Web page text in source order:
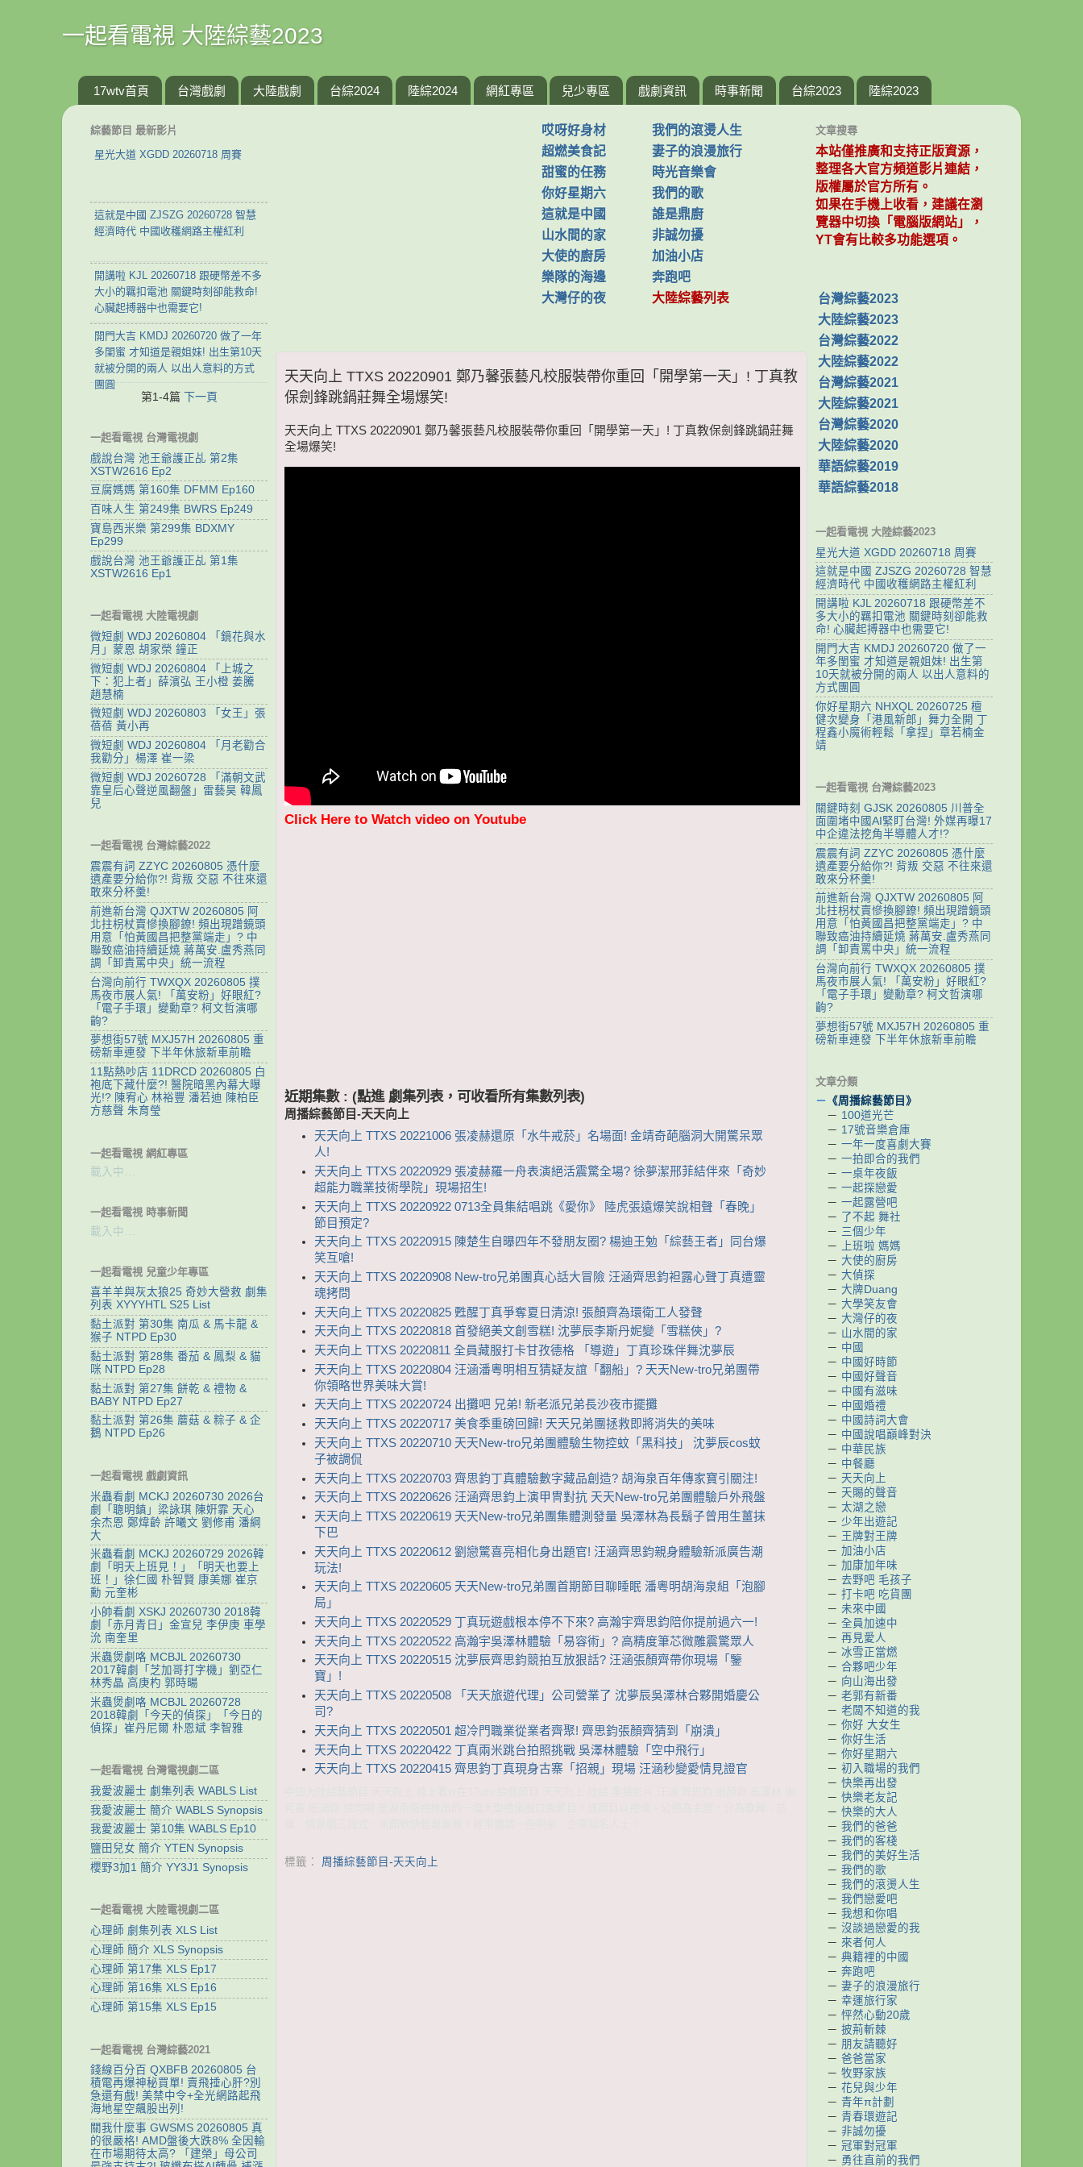
一起看電視 大陸綜藝2023
17wtv首頁 台灣戲劇 大陸戲劇 台綜2024 陸綜2024 網紅專區 兒少專區 戲劇資訊 時事新聞 台綜2023 陸綜2023
哎呀好身材
我們的滾燙人生
超燃美食記
妻子的浪漫旅行
甜蜜的任務
時光音樂會
你好星期六
我們的歌
這就是中國
誰是鼎廚
山水間的家
非誠勿擾
大使的廚房
加油小店
樂隊的海邊
奔跑吧
大灣仔的夜
大陸綜藝列表
天天向上 TTXS 20220901 鄭乃馨張藝凡校服裝帶你重回「開學第一天」! 丁真教
保劍鋒跳鍋莊舞全場爆笑!
天天向上 TTXS 20220901 鄭乃馨張藝凡校服裝帶你重回「開學第一天」! 丁真教保劍鋒跳鍋莊舞
全場爆笑!
Click Here to Watch video on Youtube
近期集數 : (點進 劇集列表，可收看所有集數列表)
周播綜藝節目-天天向上
天天向上 TTXS 20221006 張凌赫還原「水牛戒菸」名場面! 金靖奇葩腦洞大開驚呆眾
人!
天天向上 TTXS 20220929 張凌赫羅一舟表演絕活震驚全場? 徐夢潔邢菲結伴來「奇妙
超能力職業技術學院」現場招生!
天天向上 TTXS 20220922 0713全員集結唱跳《愛你》 陸虎張遠爆笑說相聲「春晚」
節目預定?
天天向上 TTXS 20220915 陳楚生自曝四年不發朋友圈? 楊迪王勉「綜藝王者」同台爆
笑互嗆!
天天向上 TTXS 20220908 New-tro兄弟團真心話大冒險 汪涵齊思鈞袒露心聲丁真遭靈
魂拷問
天天向上 TTXS 20220825 甦醒丁真爭奪夏日清涼! 張顏齊為環衛工人發聲
天天向上 TTXS 20220818 首發絕美文創雪糕! 沈夢辰李斯丹妮變「雪糕俠」?
天天向上 TTXS 20220811 全員藏服打卡甘孜德格 「導遊」丁真珍珠伴舞沈夢辰
天天向上 TTXS 20220804 汪涵潘粵明相互猜疑友誼「翻船」? 天天New-tro兄弟團帶
你領略世界美味大賞!
天天向上 TTXS 20220724 出攤吧 兄弟! 新老派兄弟長沙夜市擺攤
天天向上 TTXS 20220717 美食季重磅回歸! 天天兄弟團拯救即將消失的美味
天天向上 TTXS 20220710 天天New-tro兄弟團體驗生物控蚊「黑科技」 沈夢辰cos蚊
子被調侃
天天向上 TTXS 20220703 齊思鈞丁真體驗數字藏品創造? 胡海泉百年傳家寶引關注!
天天向上 TTXS 20220626 汪涵齊思鈞上演甲冑對抗 天天New-tro兄弟團體驗戶外飛盤
天天向上 TTXS 20220619 天天New-tro兄弟團集體測發量 吳澤林為長鬍子曾用生薑抹
下巴
天天向上 TTXS 20220612 劉戀驚喜亮相化身出題官! 汪涵齊思鈞親身體驗新派廣告潮
玩法!
天天向上 TTXS 20220605 天天New-tro兄弟團首期節目聊睡眠 潘粵明胡海泉組「泡腳
局」
天天向上 TTXS 20220529 丁真玩遊戲根本停不下來? 高瀚宇齊思鈞陪你提前過六一!
天天向上 TTXS 20220522 高瀚宇吳澤林體驗「易容術」? 高精度筆芯微雕震驚眾人
天天向上 TTXS 20220515 沈夢辰齊思鈞競拍互放狠話? 汪涵張顏齊帶你現場「鑒
寶」!
天天向上 TTXS 20220508 「天天旅遊代理」公司營業了 沈夢辰吳澤林合夥開婚慶公
司?
天天向上 TTXS 20220501 超冷門職業從業者齊聚! 齊思鈞張顏齊猜到「崩潰」
天天向上 TTXS 20220422 丁真兩米跳台拍照挑戰 吳澤林體驗「空中飛行」
天天向上 TTXS 20220415 齊思鈞丁真現身古寨「招親」現場 汪涵秒變愛情見證官
標籤： 周播綜藝節目-天天向上
綜藝節目 最新影片
星光大道 XGDD 20260718 周賽
這就是中國 ZJSZG 20260728 智慧
經濟時代 中國收穫網路主權紅利
開講啦 KJL 20260718 跟硬幣差不多
大小的羈扣電池 關鍵時刻卻能救命!
心臟起搏器中也需要它!
開門大吉 KMDJ 20260720 做了一年
多閨蜜 才知道是親姐妹! 出生第10天
就被分開的兩人 以出人意料的方式
團圓
第1-4篇 下一頁
一起看電視 台灣電視劇
戲說台灣 池王爺護正乩 第2集
XSTW2616 Ep2
豆腐媽媽 第160集 DFMM Ep160
百味人生 第249集 BWRS Ep249
寶島西米樂 第299集 BDXMY
Ep299
戲說台灣 池王爺護正乩 第1集
XSTW2616 Ep1
一起看電視 大陸電視劇
微短劇 WDJ 20260804 「鏡花與水
月」蒙恩 胡家榮 鐘正
微短劇 WDJ 20260804 「上城之
下：犯上者」薛濱弘 王小橙 姜騰
趙慧楠
微短劇 WDJ 20260803 「女王」張
蓓蓓 黃小再
微短劇 WDJ 20260804 「月老勸合
我勸分」楊澤 崔一梁
微短劇 WDJ 20260728 「滿朝文武
靠皇后心聲逆風翻盤」雷藝昊 韓鳳
兒
一起看電視 台灣綜藝2022
震震有詞 ZZYC 20260805 憑什麼
遺產要分給你?! 背叛 交惡 不往來還
敢來分杯羹!
前進新台灣 QJXTW 20260805 阿
北拄枴杖賣慘換腳鐐! 頻出現蹭鏡頭
用意「怕黃國昌把整黨端走」? 中
聯致癌油持續延燒 蔣萬安.盧秀燕同
調「卸責罵中央」統一流程
台灣向前行 TWXQX 20260805 撲
馬夜市展人氣! 「萬安粉」好眼紅?
「電子手環」變勳章? 柯文哲演哪
齣?
夢想街57號 MXJ57H 20260805 重
磅新車連發 下半年休旅新車前瞻
11點熱吵店 11DRCD 20260805 白
袍底下藏什麼?! 醫院暗黑內幕大曝
光!? 陳宥心 林裕豐 潘若迪 陳柏臣
方慈聲 朱育瑩
一起看電視 網紅專區
載入中…
一起看電視 時事新聞
載入中…
一起看電視 兒童少年專區
喜羊羊與灰太狼25 奇妙大營救 劇集
列表 XYYYHTL S25 List
黏土派對 第30集 南瓜 & 馬卡龍 &
猴子 NTPD Ep30
黏土派對 第28集 番茄 & 鳳梨 & 貓
咪 NTPD Ep28
黏土派對 第27集 餅乾 & 禮物 &
BABY NTPD Ep27
黏土派對 第26集 蘑菇 & 粽子 & 企
鵝 NTPD Ep26
一起看電視 戲劇資訊
米蟲看劇 MCKJ 20260730 2026台
劇「聰明鎮」梁詠琪 陳姸霏 天心
余杰恩 鄭煒齡 許曦文 劉修甫 潘綱
大
米蟲看劇 MCKJ 20260729 2026韓
劇「明天上班見！」「明天也要上
班！」徐仁國 朴智賢 康美娜 崔京
勳 元奎彬
小帥看劇 XSKJ 20260730 2018韓
劇「赤月青日」金宣兒 李伊庚 車學
沇 南奎里
米蟲煲劇咯 MCBJL 20260730
2017韓劇「芝加哥打字機」劉亞仁
林秀晶 高庚杓 郭時暘
米蟲煲劇咯 MCBJL 20260728
2018韓劇「今天的偵探」「今日的
偵探」崔丹尼爾 朴恩斌 李智雅
一起看電視 台灣電視劇二區
我愛波麗士 劇集列表 WABLS List
我愛波麗士 簡介 WABLS Synopsis
我愛波麗士 第10集 WABLS Ep10
鹽田兒女 簡介 YTEN Synopsis
櫻野3加1 簡介 YY3J1 Synopsis
一起看電視 大陸電視劇二區
心理師 劇集列表 XLS List
心理師 簡介 XLS Synopsis
心理師 第17集 XLS Ep17
心理師 第16集 XLS Ep16
心理師 第15集 XLS Ep15
一起看電視 台灣綜藝2021
錢線百分百 QXBFB 20260805 台
積電再爆神秘買單! 賣飛捶心肝?別
急還有戲! 美禁中令+全光網路起飛
海地星空飆股出列!
關我什麼事 GWSMS 20260805 真
的很嚴格! AMD盤後大跌8% 全因輸
在市場期待太高? 「建榮」母公司
文章搜尋
本站僅推廣和支持正版資源，
整理各大官方頻道影片連結，
版權屬於官方所有。
如果在手機上收看，建議在瀏
覽器中切換「電腦版網站」，
YT會有比較多功能選項。
台灣綜藝2023
大陸綜藝2023
台灣綜藝2022
大陸綜藝2022
台灣綜藝2021
大陸綜藝2021
台灣綜藝2020
大陸綜藝2020
華語綜藝2019
華語綜藝2018
一起看電視 大陸綜藝2023
星光大道 XGDD 20260718 周賽
這就是中國 ZJSZG 20260728 智慧
經濟時代 中國收穫網路主權紅利
開講啦 KJL 20260718 跟硬幣差不
多大小的羈扣電池 關鍵時刻卻能救
命! 心臟起搏器中也需要它!
開門大吉 KMDJ 20260720 做了一
年多閨蜜 才知道是親姐妹! 出生第
10天就被分開的兩人 以出人意料的
方式團圓
你好星期六 NHXQL 20260725 檀
健次變身「港風新郎」舞力全開 丁
程鑫小魔術輕鬆「拿捏」章若楠金
靖
一起看電視 台灣綜藝2023
關鍵時刻 GJSK 20260805 川普全
面圍堵中國AI緊盯台灣! 外媒再曝17
中企違法挖角半導體人才!?
震震有詞 ZZYC 20260805 憑什麼
遺產要分給你?! 背叛 交惡 不往來還
敢來分杯羹!
前進新台灣 QJXTW 20260805 阿
北拄枴杖賣慘換腳鐐! 頻出現蹭鏡頭
用意「怕黃國昌把整黨端走」? 中
聯致癌油持續延燒 蔣萬安.盧秀燕同
調「卸責罵中央」統一流程
台灣向前行 TWXQX 20260805 撲
馬夜市展人氣! 「萬安粉」好眼紅?
「電子手環」變勳章? 柯文哲演哪
齣?
夢想街57號 MXJ57H 20260805 重
磅新車連發 下半年休旅新車前瞻
文章分類
－ 《周播綜藝節目》
－ 100道光芒
－ 17號音樂倉庫
－ 一年一度喜劇大賽
－ 一拍即合的我們
－ 一桌年夜飯
－ 一起探戀愛
－ 一起露營吧
－
了不起 舞社
－ 三個少年
－
上班啦 媽媽
－ 大使的廚房
－ 大偵探
－ 大牌Duang
－ 大學笑友會
－ 大灣仔的夜
－ 山水間的家
－ 中國
－ 中國好時節
－ 中國好聲音
－ 中國有滋味
－ 中國婚禮
－ 中國詩詞大會
－ 中國說唱巔峰對決
－ 中華民族
－ 中餐廳
－ 天天向上
－ 天賜的聲音
－ 太湖之戀
－ 少年出遊記
－ 王牌對王牌
－ 加油小店
－ 加康加年味
－ 去野吧 毛孩子
－ 打卡吧 吃貨團
－ 未來中國
－ 全員加速中
－ 再見愛人
－ 冰雪正當燃
－ 合夥吧少年
－ 向山海出發
－ 老郭有新番
－ 老闆不知道的我
－ 你好 大女生
－ 你好生活
－ 你好星期六
－ 初入職場的我們
－ 快樂再出發
－ 快樂老友記
－ 快樂的大人
－ 我們的爸爸
－ 我們的客棧
－ 我們的美好生活
－ 我們的歌
－ 我們的滾燙人生
－ 我們戀愛吧
－ 我想和你唱
－ 沒談過戀愛的我
－ 來者何人
－ 典籍裡的中國
－ 奔跑吧
－ 妻子的浪漫旅行
－ 幸運旅行家
－ 怦然心動20歲
－ 披荊斬棘
－ 朋友請聽好
－ 爸爸當家
－ 牧野家族
－ 花兒與少年
－ 青年π計劃
－ 青春環遊記
－ 非誠勿擾
－ 冠軍對冠軍
－ 勇往直前的我們